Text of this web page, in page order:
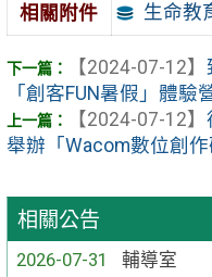
相關公告
2026-07-31
輔導室
相關附件 生命教
【2024-07-12】
「創客FUN暑假」體驗
【2024-07-12】
舉辦「Wacom數位創作